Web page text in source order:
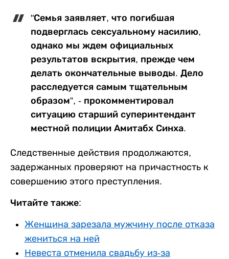
"Семья заявляет, что погибшая
подверглась сексуальному насилию,
однако мы ждем официальных
результатов вскрытия, прежде чем
делать окончательные выводы. Дело
расследуется самым тщательным
образом”, - прокомментировал
ситуацию старший суперинтендант
местной полиции Амитабх Синха.
Следственные действия продолжаются,
задержанных проверяют на причастность к
совершению этого преступления.
Читайте также:
Женщина зарезала мужчину после отказа
жениться на ней
Невеста отменила свадьбу из-за